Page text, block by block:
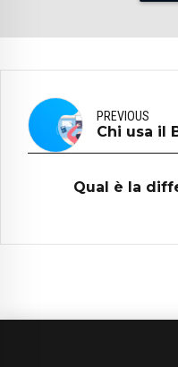
PREVIOUS
Chi usa il
Qual è la